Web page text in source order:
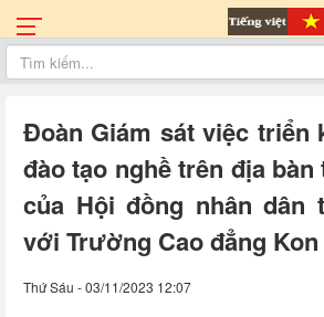
Đoàn Giám sát việc triển
đào tạo nghề trên địa bàn
của Hội đồng nhân dân
với Trường Cao đẳng Kon
Thứ Sáu - 03/11/2023 12:07